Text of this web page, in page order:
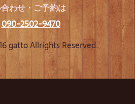
わせ・ご予約は
090-2502-9470
gatto Allrights Reserved.